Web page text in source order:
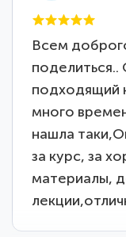
Всем
поделиться..
подходящий
много
нашла
за курс, за
материалы,